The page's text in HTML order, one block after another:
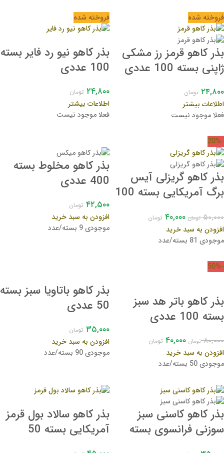
فروخته شده
بذر کاهو قرمز رز مشکی
ژاپنی بسته 100 عددی
۲۴,۸۰۰ تومان
اطلاعات بیشتر
فعلا موجود نیست
فروخته شده
بذر کاهو نیو رد فایر بسته
100 عددی
۲۴,۸۰۰ تومان
اطلاعات بیشتر
فعلا موجود نیست
-20%
بذر کاهو گریزلی آیس
برگ آمریکایی بسته 100
۵۰,۰۰۰ تومان ۴۰,۰۰۰ تومان
افزودن به سبد خرید
موجودی 81 بسته/عدد
بذر کاهو مخلوط بسته
400 عددی
۴۲,۵۰۰ تومان
افزودن به سبد خرید
موجودی 9 بسته/عدد
-50%
بذر کاهو باتر هد سبز
بسته 100 عددی
۸۰,۰۰۰ تومان ۴۰,۰۰۰ تومان
افزودن به سبد خرید
موجودی 50 بسته/عدد
بذر کاهو باتاویا سبز بسته
50 عددی
۳۵,۰۰۰ تومان
افزودن به سبد خرید
موجودی 90 بسته/عدد
بذر کاهو کاسنی سبز
سوزنی فرانسوی بسته
بذر کاهو سالاد بول قرمز
آمریکایی بسته 50